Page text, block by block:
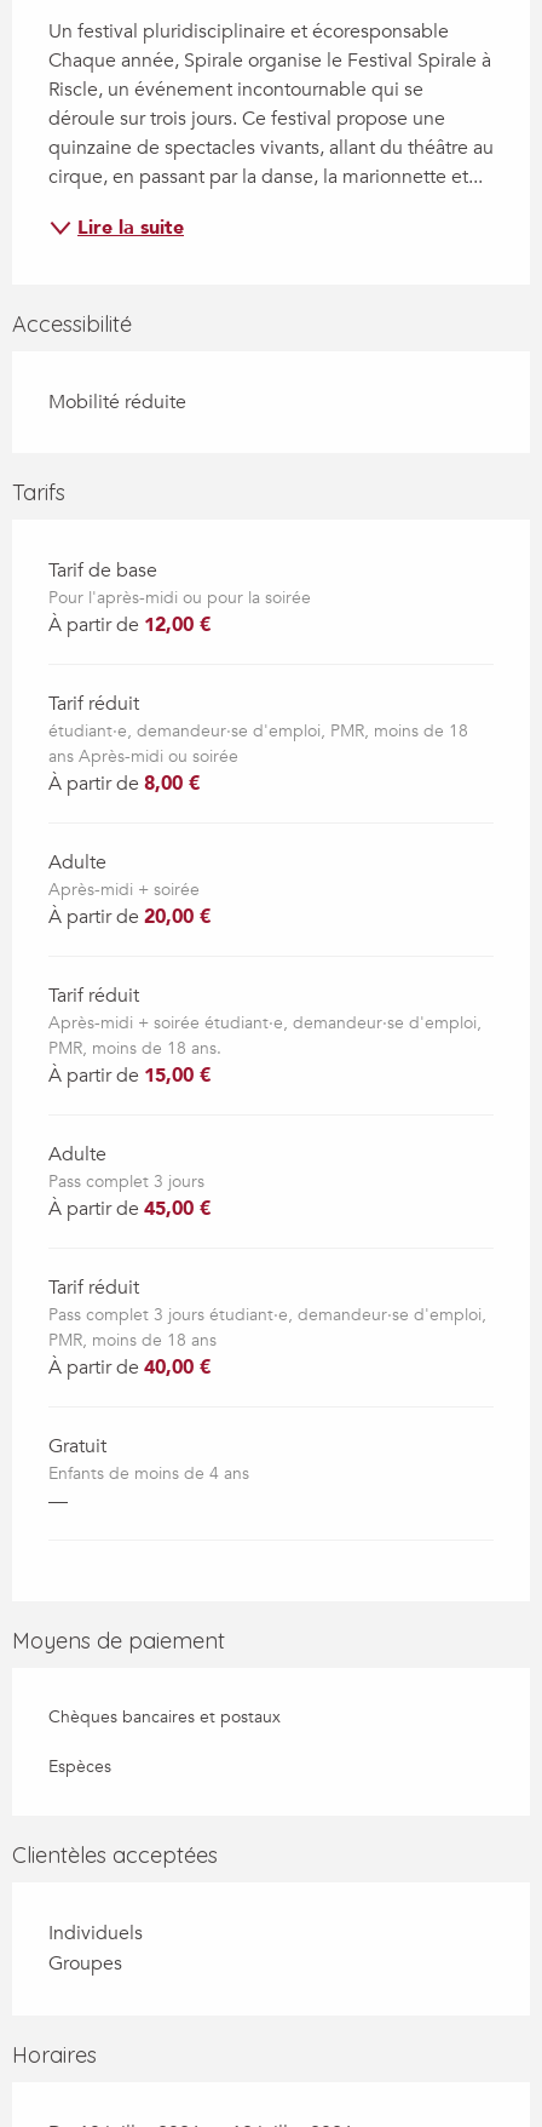
Un festival pluridisciplinaire et écoresponsable
Chaque année, Spirale organise le Festival Spirale à
Riscle, un événement incontournable qui se
déroule sur trois jours. Ce festival propose une
quinzaine de spectacles vivants, allant du théâtre au
cirque, en passant par la danse, la marionnette et...
Lire la suite
Accessibilité
Mobilité réduite
Tarifs
Tarif de base
Pour l'après-midi ou pour la soirée
À partir de 12,00 €
Tarif réduit
étudiant·e, demandeur·se d'emploi, PMR, moins de 18
ans Après-midi ou soirée
À partir de 8,00 €
Adulte
Après-midi + soirée
À partir de 20,00 €
Tarif réduit
Après-midi + soirée étudiant·e, demandeur·se d'emploi,
PMR, moins de 18 ans.
À partir de 15,00 €
Adulte
Pass complet 3 jours
À partir de 45,00 €
Tarif réduit
Pass complet 3 jours étudiant·e, demandeur·se d'emploi,
PMR, moins de 18 ans
À partir de 40,00 €
Gratuit
Enfants de moins de 4 ans
—
Moyens de paiement
Chèques bancaires et postaux
Espèces
Clientèles acceptées
Individuels
Groupes
Horaires